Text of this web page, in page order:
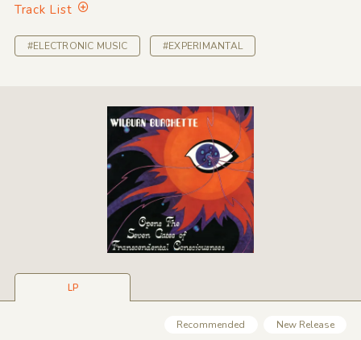
Track List
#ELECTRONIC MUSIC #EXPERIMANTAL
LP
Recommended New Release